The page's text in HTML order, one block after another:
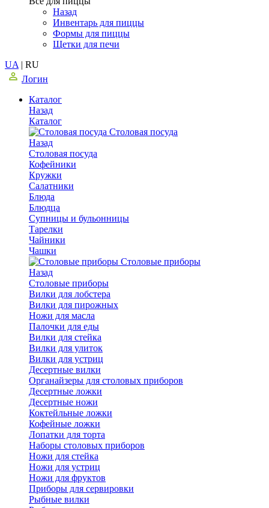
Назад
Инвентарь для пиццы
Формы для пиццы
Щетки для печи
UA | RU
Логин
Каталог
Назад
Каталог
Столовая посуда
Назад
Столовая посуда
Кофейники
Кружки
Салатники
Блюда
Блюдца
Супницы и бульонницы
Тарелки
Чайники
Чашки
Cтоловые приборы
Назад
Cтоловые приборы
Вилки для лобстера
Вилки для пирожных
Ножи для масла
Палочки для еды
Вилки для стейка
Вилки для улиток
Вилки для устриц
Десертные вилки
Органайзеры для столовых приборов
Десертные ложки
Десертные ножи
Коктейльные ложки
Кофейные ложки
Лопатки для торта
Наборы столовых приборов
Ножи для стейка
Ножи для устриц
Ножи для фруктов
Приборы для сервировки
Рыбные вилки